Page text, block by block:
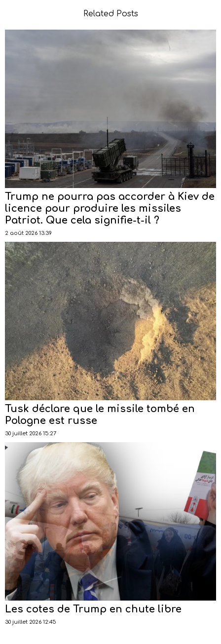
Related Posts
Trump ne pourra pas accorder à Kiev de
licence pour produire les missiles
Patriot. Que cela signifie-t-il ?
2 août 2026 13:39
Tusk déclare que le missile tombé en
Pologne est russe
30 juillet 2026 15:27
Les cotes de Trump en chute libre
30 juillet 2026 12:45